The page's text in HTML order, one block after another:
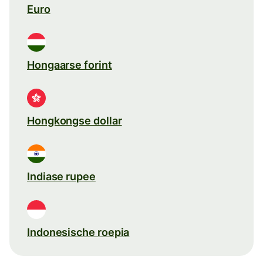
Euro
Hongaarse forint
Hongkongse dollar
Indiase rupee
Indonesische roepia